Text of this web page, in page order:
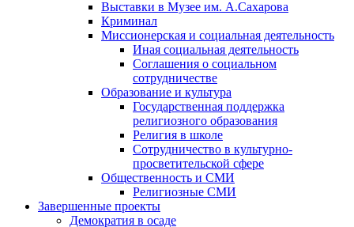
Выставки в Музее им. А.Сахарова
Криминал
Миссионерская и социальная деятельность
Иная социальная деятельность
Соглашения о социальном
сотрудничестве
Образование и культура
Государственная поддержка
религиозного образования
Религия в школе
Сотрудничество в культурно-
просветительской сфере
Общественность и СМИ
Религиозные СМИ
Завершенные проекты
Демократия в осаде